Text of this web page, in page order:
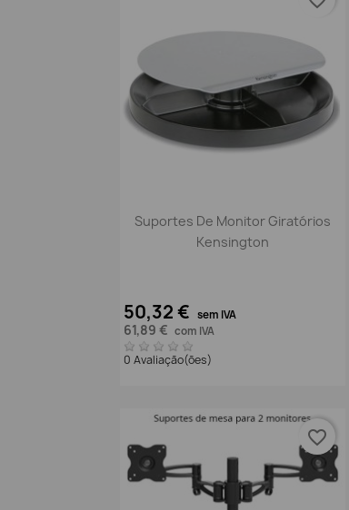
Vista rápida
Suportes De Monitor Giratórios
Kensington
50,32 € sem IVA
61,89 € com IVA
0 Avaliação(ões)
favorite_border